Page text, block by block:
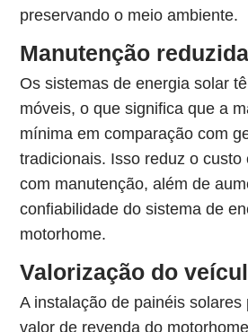
preservando o meio ambiente.
Manutenção reduzida
Os sistemas de energia solar
móveis, o que significa que a
mínima em comparação com
tradicionais. Isso reduz o custo
com manutenção, além de
confiabilidade do sistema de
motorhome.
Valorização do
A instalação de painéis
valor de revenda do